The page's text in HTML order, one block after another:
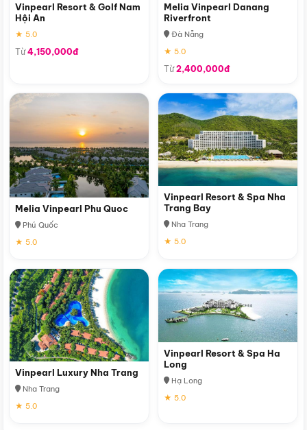
Vinpearl Resort & Golf Nam
Hội An
★ 5.0
Từ4,150,000đ
Melia Vinpearl Danang
Riverfront
Đà Nẵng
★ 5.0
Từ2,400,000đ
Melia Vinpearl Phu Quoc
Phú Quốc
★ 5.0
Vinpearl Resort & Spa Nha
Trang Bay
Nha Trang
★ 5.0
Vinpearl Luxury Nha Trang
Nha Trang
★ 5.0
Vinpearl Resort & Spa Ha
Long
Hạ Long
★ 5.0